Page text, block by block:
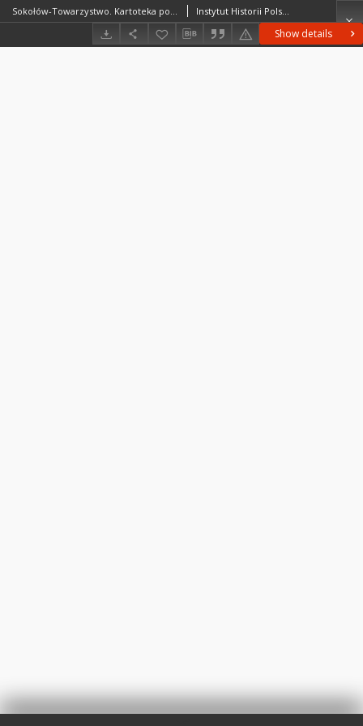
Show details
Sokołów-Towarzystwo. Kartoteka powiatu gostynińskiego w średniowieczu. Kartoteka Słownika historyczno-geograficznego Mazowsza w średniowieczu Instytut Historii Polskiej Akademii Nauk